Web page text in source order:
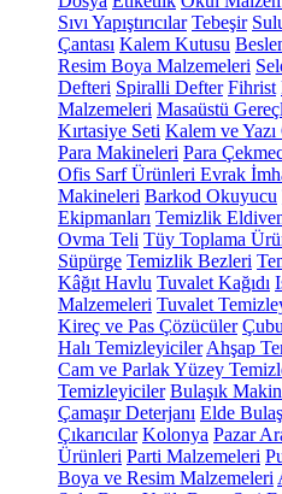
Sıvı Yapıştırıcılar Tebeşir
Çantası Kalem Kutusu
Resim Boya Malzemeleri
Defteri Spiralli Defter Fihrist
Malzemeleri Masaüstü
Kırtasiye Seti Kalem ve Yazı
Para Makineleri Para
Ofis Sarf Ürünleri Evrak
Makineleri Barkod Okuyucu
Ekipmanları Temizlik
Ovma Teli Tüy Toplama
Süpürge Temizlik Bezleri
Kâğıt Havlu Tuvalet Kağıdı
Malzemeleri Tuvalet
Kireç ve Pas Çözücüler
Halı Temizleyiciler Ahşap
Cam ve Parlak Yüzey
Temizleyiciler Bulaşık
Çamaşır Deterjanı Elde
Çıkarıcılar Kolonya Pazar
Ürünleri Parti Malzemeleri
Boya ve Resim Malzemeleri